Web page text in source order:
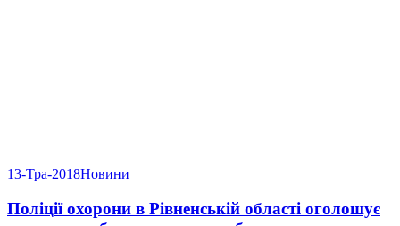
13-Тра-2018Новини
Поліції охорони в Рівненській області оголошує